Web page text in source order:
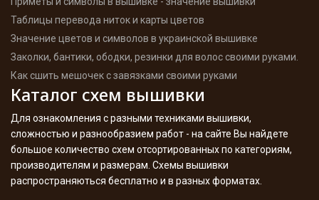
Таблицы перевода ниток и карты цветов
Значение цветов и символов в украинской вышивке
Заколки, бантики, ободки, резинки для волос своими руками.
Как сшить мешочек с завязками своими руками
Каталог схем вышивки
Для ознакомления с разными техниками вышивки,
сложностью и разнообразием работ - на сайте Вы найдете
большое количество схем отсортированных по категориям,
производителям и размерам. Схемы вышивки
распространяються бесплатно и в разных форматах.